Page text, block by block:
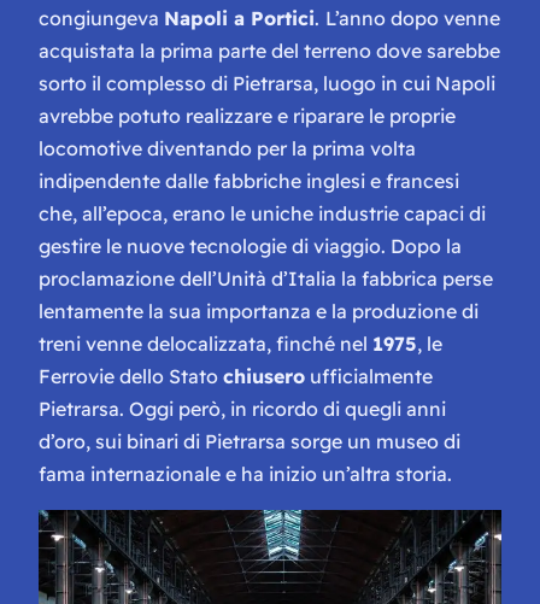
congiungeva Napoli a Portici. L’anno dopo venne
acquistata la prima parte del terreno dove sarebbe
sorto il complesso di Pietrarsa, luogo in cui Napoli
avrebbe potuto realizzare e riparare le proprie
locomotive diventando per la prima volta
indipendente dalle fabbriche inglesi e francesi
che, all’epoca, erano le uniche industrie capaci di
gestire le nuove tecnologie di viaggio. Dopo la
proclamazione dell’Unità d’Italia la fabbrica perse
lentamente la sua importanza e la produzione di
treni venne delocalizzata, finché nel 1975, le
Ferrovie dello Stato chiusero ufficialmente
Pietrarsa. Oggi però, in ricordo di quegli anni
d’oro, sui binari di Pietrarsa sorge un museo di
fama internazionale e ha inizio un’altra storia.